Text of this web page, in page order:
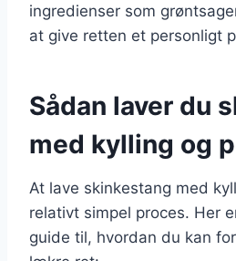
ingredienser som
at give retten et personligt
Sådan laver du
med kylling og
At lave skinkestang med
relativt simpel proces. Her
guide til, hvordan du kan